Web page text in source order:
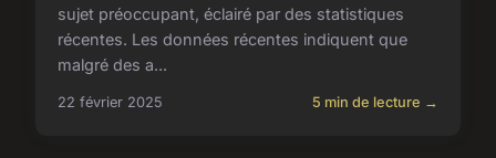
sujet préoccupant, éclairé par des statistiques
récentes. Les données récentes indiquent que
malgré des a...
22 février 2025 5 min de lecture →